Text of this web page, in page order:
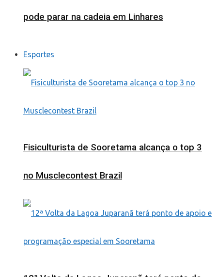
pode parar na cadeia em Linhares
Esportes
Fisiculturista de Sooretama alcança o top 3
no Musclecontest Brazil